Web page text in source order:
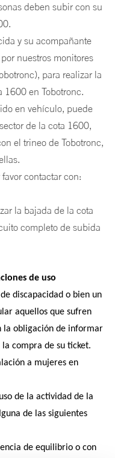
deben subir con su
y su acompañante
nuestros monitores
para realizar la
1600 en Tobotronc.
en vehículo, puede
de la cota 1600,
el trineo de Tobotronc,
contactar con:
la bajada de la cota
completo de subida
de uso
discapacidad o bien un
aquellos que sufren
la obligación de informar
compra de su ticket.
a mujeres en
de la actividad de la
de las siguientes
de equilibrio o con